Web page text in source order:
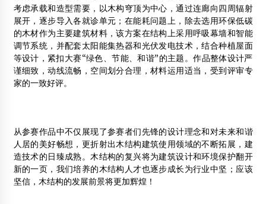
考虑承载和造型需要，以木构穹顶为中心，通过连廊向四周辐射
展开，逐步导入各就诊单元；在能耗问题上，除去选用环保低碳
的木材作为主要建筑材料，该方案在结构上采用呼吸幕墙和智能
调节系统，并配套太阳能集热器和光伏发电技术，结合种植屋面
等设计，紧扣大赛“绿色、节能、和谐”的主题。作品整体设计严
谨细致，动线流畅，空间划分合理，材料运用适当，受到评审专
家的一致好评。
从参赛作品中不仅展现了参赛者们先锋的设计理念和对未来和谐
人居的美好畅想，更折射出木结构建筑使用领域的不断拓展，建
造技术的日臻成熟。木结构的复兴将为建筑设计和环境保护翻开
新的一页，我们培养的木结构人才也逐步成长为行业中坚；应该
坚信，木结构的发展前景将更加辉煌！